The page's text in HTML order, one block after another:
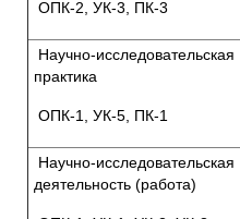
ОПК-2, УК-3, ПК-3
Научно-исследовательская
практика
ОПК-1, УК-5, ПК-1
Научно-исследовательская
деятельность (работа)